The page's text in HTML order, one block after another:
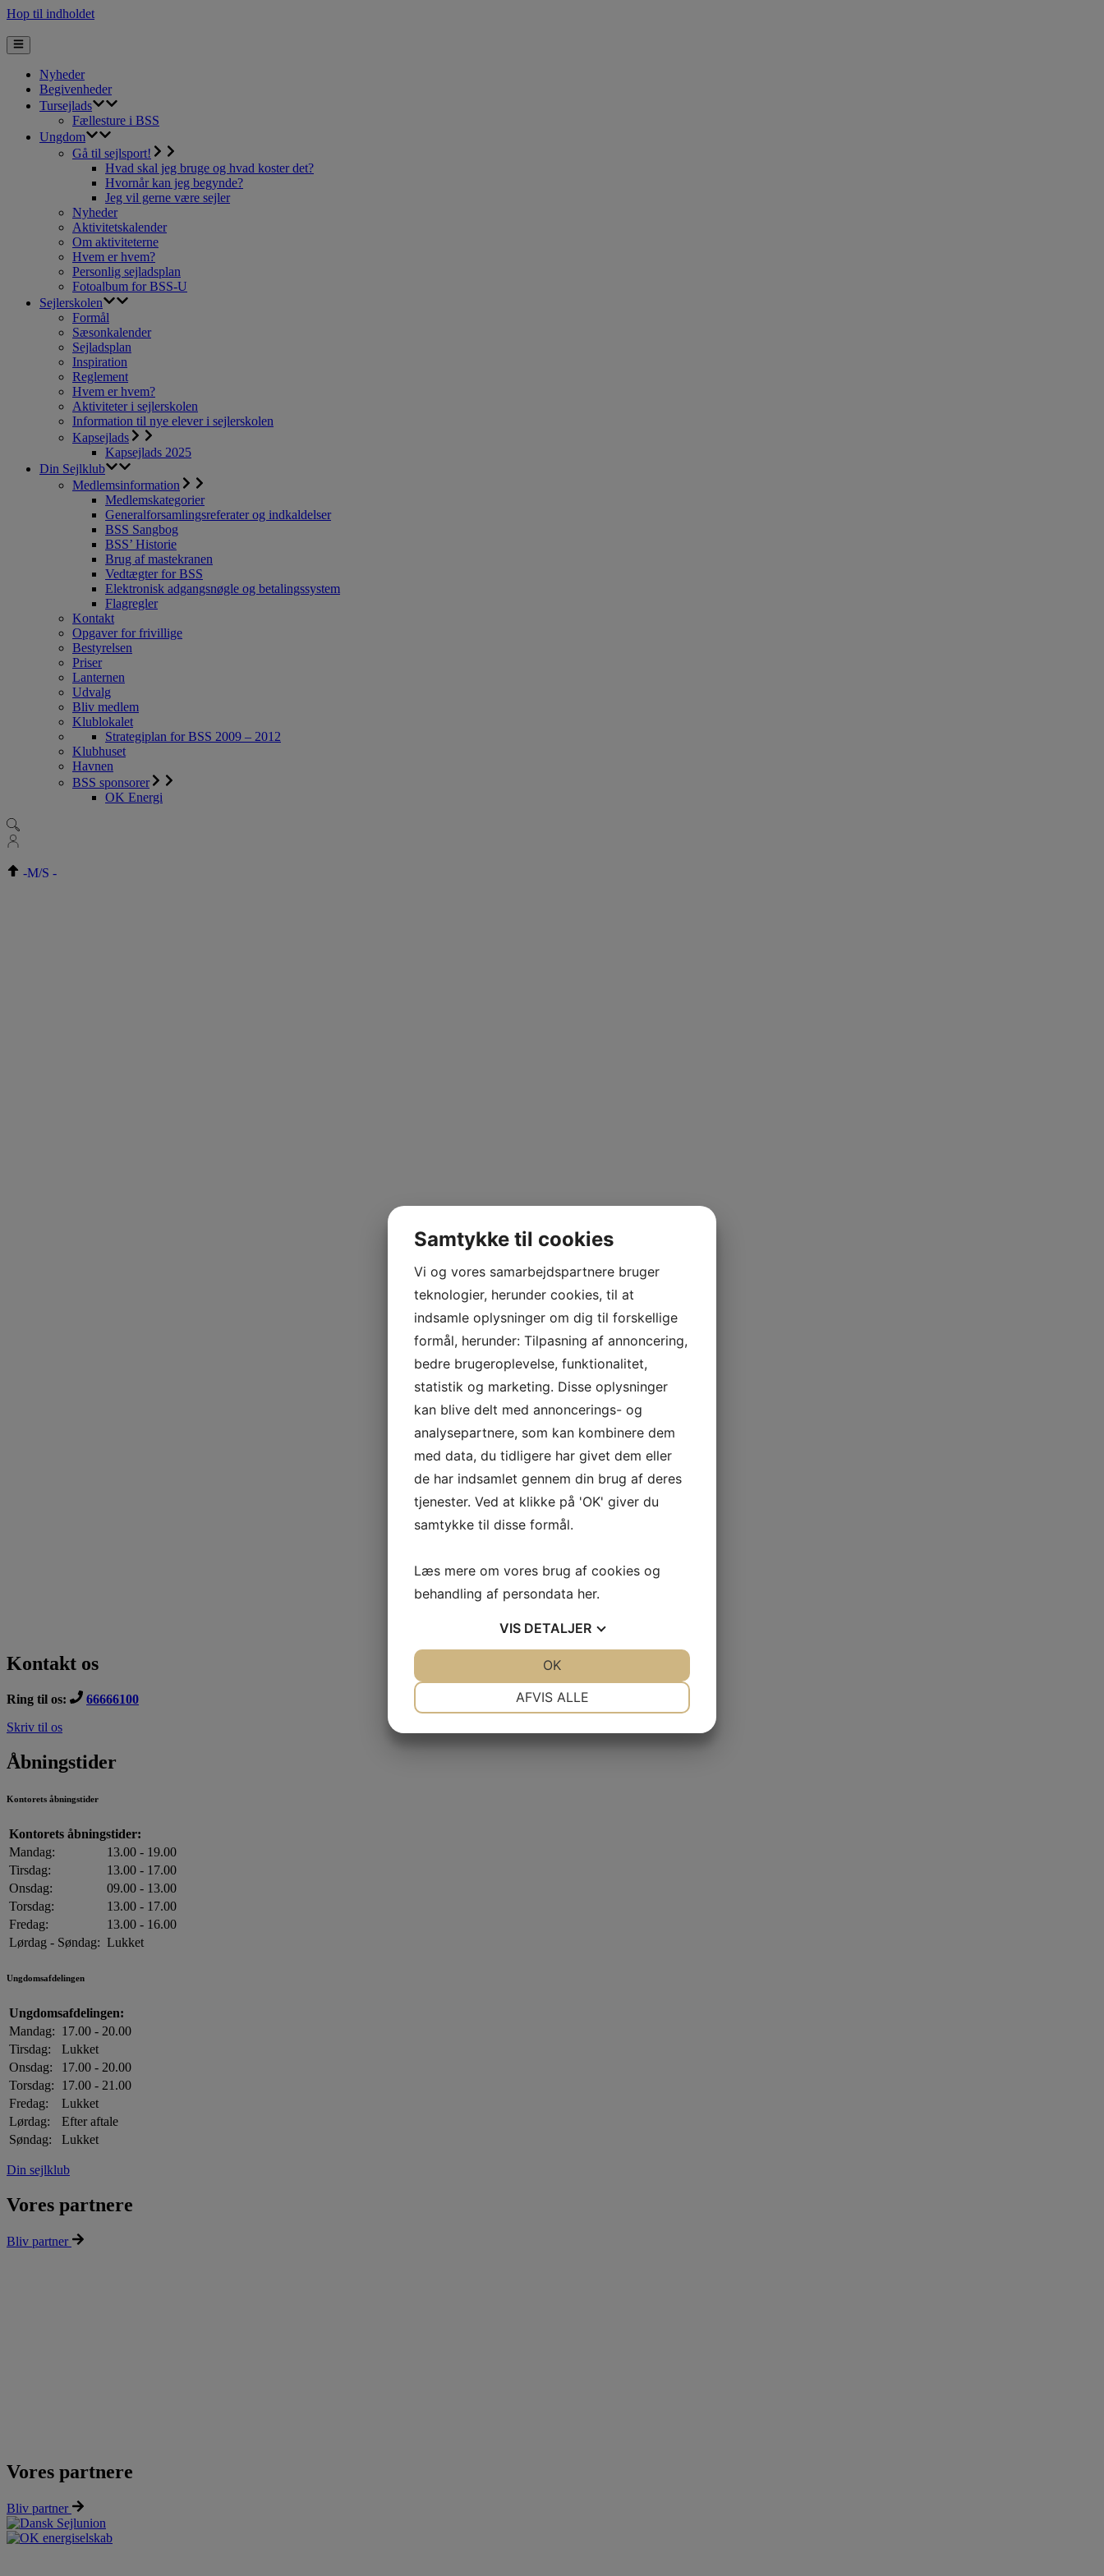
Hop til indholdet
Nyheder
Begivenheder
Tursejlads
Fællesture i BSS
Ungdom
Gå til sejlsport!
Hvad skal jeg bruge og hvad koster det?
Hvornår kan jeg begynde?
Jeg vil gerne være sejler
Nyheder
Aktivitetskalender
Om aktiviteterne
Hvem er hvem?
Personlig sejladsplan
Fotoalbum for BSS-U
Sejlerskolen
Formål
Sæsonkalender
Sejladsplan
Inspiration
Reglement
Hvem er hvem?
Aktiviteter i sejlerskolen
Information til nye elever i sejlerskolen
Kapsejlads
Kapsejlads 2025
Din Sejlklub
Medlemsinformation
Medlemskategorier
Generalforsamlingsreferater og indkaldelser
BSS Sangbog
BSS’ Historie
Brug af mastekranen
Vedtægter for BSS
Elektronisk adgangsnøgle og betalingssystem
Flagregler
Kontakt
Opgaver for frivillige
Bestyrelsen
Priser
Lanternen
Udvalg
Bliv medlem
Klublokalet
Strategiplan for BSS 2009 – 2012
Klubhuset
Havnen
BSS sponsorer
OK Energi
-M/S -
Kontakt os
Ring til os:
66666100
Skriv til os
Åbningstider
Kontorets åbningstider
Kontorets åbningstider:
Mandag:
13.00 - 19.00
Tirsdag:
13.00 - 17.00
Onsdag:
09.00 - 13.00
Torsdag:
13.00 - 17.00
Fredag:
13.00 - 16.00
Lørdag - Søndag: Lukket
Ungdomsafdelingen
Ungdomsafdelingen:
Mandag: 17.00 - 20.00
Tirsdag:
Lukket
Onsdag:
17.00 - 20.00
Torsdag:
17.00 - 21.00
Fredag:
Lukket
Lørdag:
Efter aftale
Søndag:
Lukket
Din sejlklub
Vores partnere
Bliv partner
Vores partnere
Bliv partner
Samtykke til cookies
Vi og vores samarbejdspartnere bruger
teknologier, herunder cookies, til at
indsamle oplysninger om dig til forskellige
formål, herunder: Tilpasning af annoncering,
bedre brugeroplevelse, funktionalitet,
statistik og marketing. Disse oplysninger
kan blive delt med annoncerings- og
analysepartnere, som kan kombinere dem
med data, du tidligere har givet dem eller
de har indsamlet gennem din brug af deres
tjenester. Ved at klikke på 'OK' giver du
samtykke til disse formål.
Læs mere om vores brug af cookies og
behandling af persondata her.
VIS DETALJER
AFVIS ALLE
OK